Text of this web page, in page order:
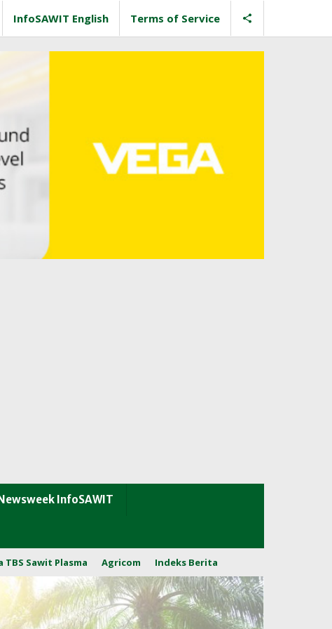
InfoSAWIT English Terms of Service
Newsweek InfoSAWIT
TBS Sawit Plasma Agricom Indeks Berita